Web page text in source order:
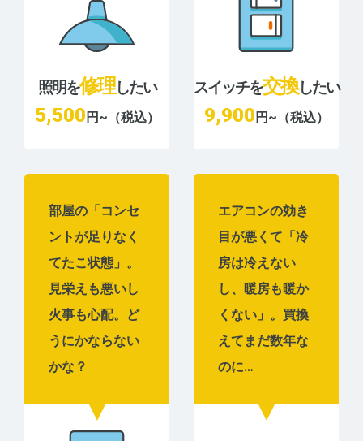
照明を修理したい
5,500 円~（税込）
スイッチを交換したい
9,900 円~（税込）
部屋の「コンセ
ントが足りなく
てたこ状態」。
見栄えも悪いし
火事も心配。ど
うにかならない
かな？
エアコンの効き
目が悪くて「冷
房は冷えない
し、暖房も暖か
くない」。買換
えてまだ数年な
のに…